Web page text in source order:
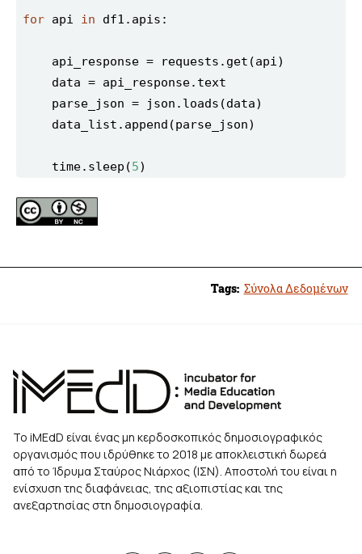
for api in
    time.sleep(
5)
Tags: Σύνολα Δεδομένων
Το iMEdD είναι ένας μη κερδοσκοπικός δημοσιογραφικός
οργανισμός που ιδρύθηκε το 2018 με αποκλειστική δωρεά
από το Ίδρυμα Σταύρος Νιάρχος (ΙΣΝ). Αποστολή του είναι η
ενίσχυση της διαφάνειας, της αξιοπιστίας και της
ανεξαρτησίας στη δημοσιογραφία.